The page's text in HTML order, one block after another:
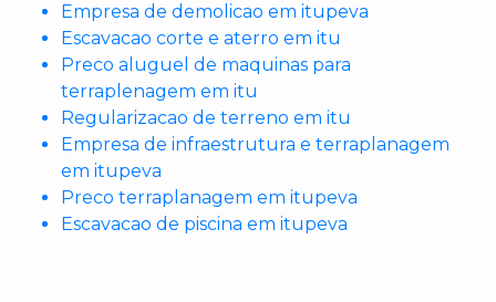
Empresa de demolicao em itupeva
Escavacao corte e aterro em itu
Preco aluguel de maquinas para
terraplenagem em itu
Regularizacao de terreno em itu
Empresa de infraestrutura e terraplanagem
em itupeva
Preco terraplanagem em itupeva
Escavacao de piscina em itupeva